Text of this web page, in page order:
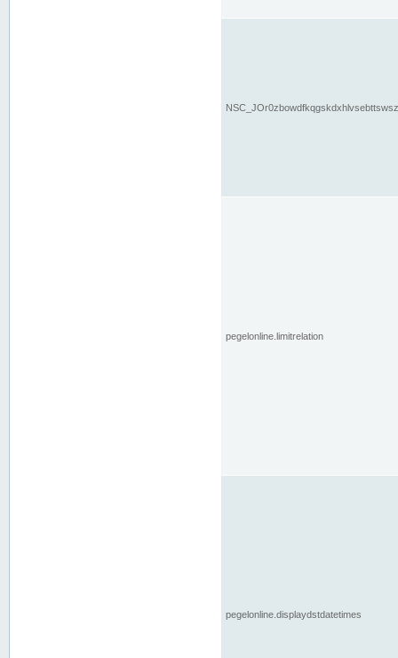
pegelonline.limitrelation
pegelonline.displaydstdatetimes